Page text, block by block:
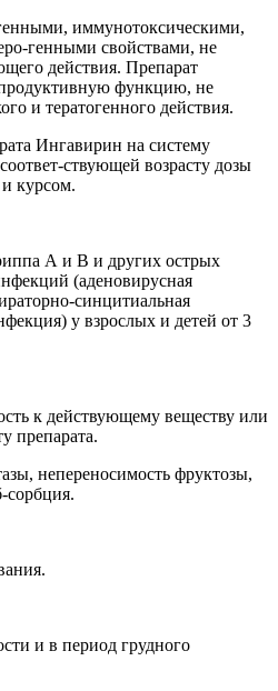
иммунотоксическими,
генными свойствами, не
действия. Препарат
функцию, не
и тератогенного действия.
Ингавирин на систему
ствующей возрасту дозы
курсом.
А и В и других острых
(аденовирусная
синцитиальная
у взрослых и детей от 3
к действующему веществу или
препарата.
непереносимость фруктозы,
сорбция.
и в период грудного